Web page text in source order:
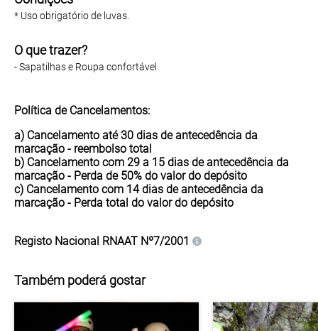
* Uso obrigatório de luvas.
O que trazer?
- Sapatilhas e Roupa confortável
Política de Cancelamentos:
a) Cancelamento até 30 dias de antecedência da
marcação - reembolso total
b) Cancelamento com 29 a 15 dias de antecedência da
marcação - Perda de 50% do valor do depósito
c) Cancelamento com 14 dias de antecedência da
marcação - Perda total do valor do depósito
Registo Nacional RNAAT Nº7/2001
Também poderá gostar